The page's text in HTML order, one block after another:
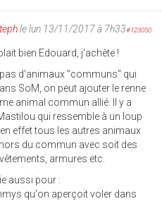
le lun 13/11/2017 à 7h33#123050
bien Edouard, j'achète !
pas d'animaux "communs" qui
SoM, on peut ajouter le renne
animal commun allié. Il y a
qui ressemble à un loup
effet tous les autres animaux
du commun avec soit des
armures etc.
aussi pour :
qu'on aperçoit voler dans